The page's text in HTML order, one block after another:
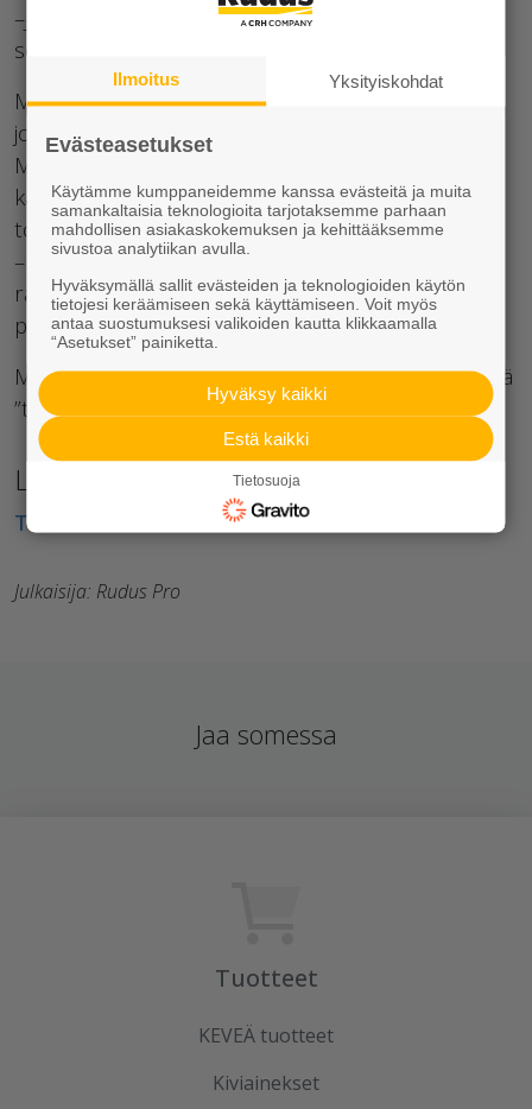
–Jos jokin asia herättää kysymyksiä niin saman tien
selvitellään, toteaa Miika.
Miikan työskentelytyyliä tukee välittävä esihenkilö,
joka antaa sopivasti vastuuta ja vapautta toimia.
Miikan mukaan ideoita ei ammuta alas, vaan
katsotaan yhdessä, miten saadaan jokin asia
toimimaan parhaalla tavalla.
–Hyvä fiilis tulee siitä, että esihenkilöni antaa
raamit, joiden sisällä voin itse toimia ja tehdä
päätöksiä. Tämä on sitä luottamusta, sanoo Miika.
Miika summaa ruduslaista työtapaa sanomalla, että
”tärkeintä on, että asiat ratkaistaan aina.”
Lisää ruduslaisten tarinoita löydät täältä:
Tutustu ruduslaisiin
Julkaisija: Rudus Pro
Jaa somessa
Tuotteet
KEVEÄ tuotteet
Kiviainekset
Ilmoitus Yksityiskohdat
Evästeasetukset
Käytämme kumppaneidemme kanssa evästeitä ja muita
samankaltaisia teknologioita tarjotaksemme parhaan
mahdollisen asiakaskokemuksen ja kehittääksemme
sivustoa analytiikan avulla.
Hyväksymällä sallit evästeiden ja teknologioiden käytön
tietojesi keräämiseen sekä käyttämiseen. Voit myös
antaa suostumuksesi valikoiden kautta klikkaamalla
“Asetukset” painiketta.
Hyväksy kaikki
Estä kaikki
Tietosuoja